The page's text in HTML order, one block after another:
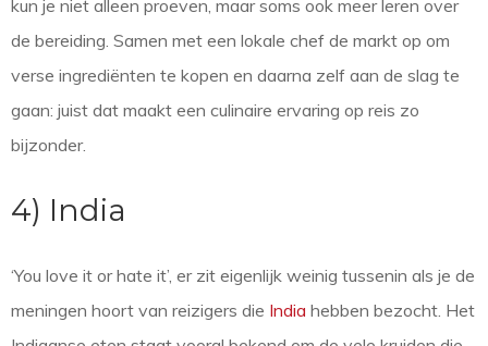
kun je niet alleen proeven, maar soms ook meer leren over
de bereiding. Samen met een lokale chef de markt op om
verse ingrediënten te kopen en daarna zelf aan de slag te
gaan: juist dat maakt een culinaire ervaring op reis zo
bijzonder.
4) India
‘You love it or hate it’, er zit eigenlijk weinig tussenin als je de
meningen hoort van reizigers die India hebben bezocht. Het